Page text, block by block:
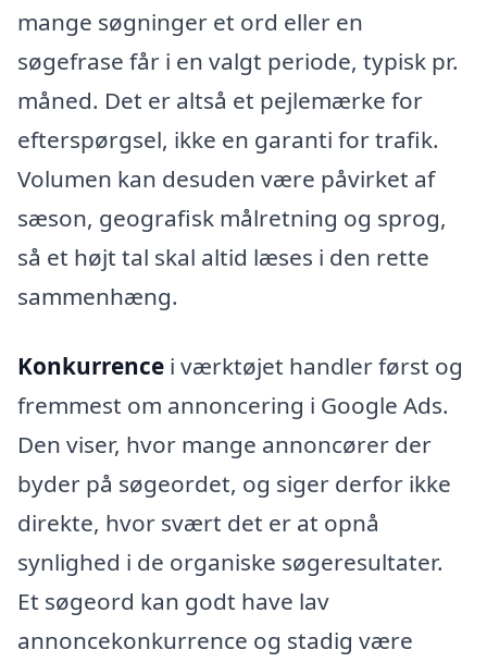
mange søgninger et ord eller en
søgefrase får i en valgt periode, typisk pr.
måned. Det er altså et pejlemærke for
efterspørgsel, ikke en garanti for trafik.
Volumen kan desuden være påvirket af
sæson, geografisk målretning og sprog,
så et højt tal skal altid læses i den rette
sammenhæng.
Konkurrence i værktøjet handler først og
fremmest om annoncering i Google Ads.
Den viser, hvor mange annoncører der
byder på søgeordet, og siger derfor ikke
direkte, hvor svært det er at opnå
synlighed i de organiske søgeresultater.
Et søgeord kan godt have lav
annoncekonkurrence og stadig være